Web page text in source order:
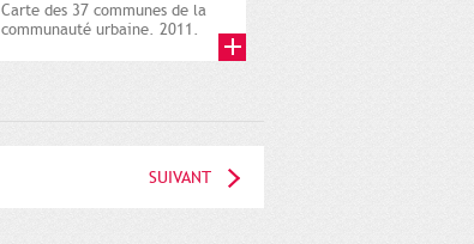
Carte des 37 communes de la
communauté urbaine. 2011.
SUIVANT